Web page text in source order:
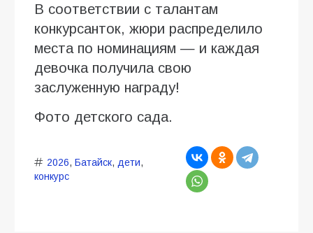
В соответствии с талантам
конкурсанток, жюри распределило
места по номинациям — и каждая
девочка получила свою
заслуженную награду!
Фото детского сада.
2026, Батайск, дети,
конкурс